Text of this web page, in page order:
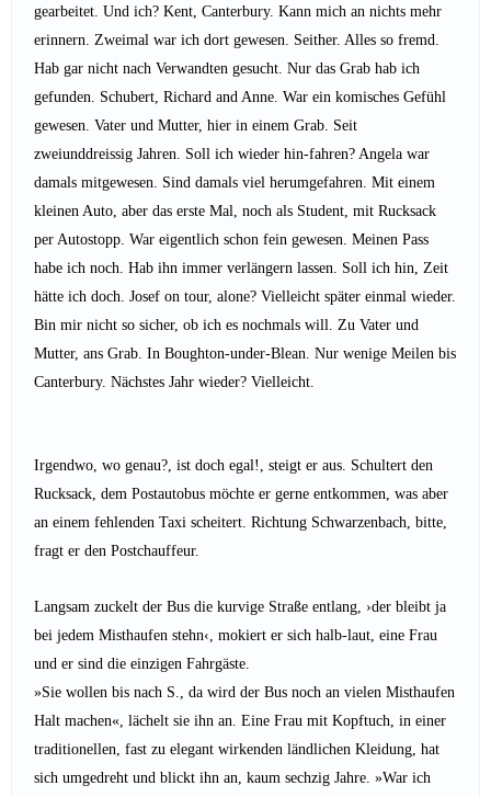
gearbeitet. Und ich? Kent, Canterbury. Kann mich an nichts mehr
erinnern. Zweimal war ich dort gewesen. Seither. Alles so fremd.
Hab gar nicht nach Verwandten gesucht. Nur das Grab hab ich
gefunden. Schubert, Richard and Anne. War ein komisches Gefühl
gewesen. Vater und Mutter, hier in einem Grab. Seit
zweiunddreissig Jahren. Soll ich wieder hin-fahren? Angela war
damals mitgewesen. Sind damals viel herumgefahren. Mit einem
kleinen Auto, aber das erste Mal, noch als Student, mit Rucksack
per Autostopp. War eigentlich schon fein gewesen. Meinen Pass
habe ich noch. Hab ihn immer verlängern lassen. Soll ich hin, Zeit
hätte ich doch. Josef on tour, alone? Vielleicht später einmal wieder.
Bin mir nicht so sicher, ob ich es nochmals will. Zu Vater und
Mutter, ans Grab. In Boughton-under-Blean. Nur wenige Meilen bis
Canterbury. Nächstes Jahr wieder? Vielleicht.
Irgendwo, wo genau?, ist doch egal!, steigt er aus. Schultert den
Rucksack, dem Postautobus möchte er gerne entkommen, was aber
an einem fehlenden Taxi scheitert. Richtung Schwarzenbach, bitte,
fragt er den Postchauffeur.
Langsam zuckelt der Bus die kurvige Straße entlang, ›der bleibt ja
bei jedem Misthaufen stehn‹, mokiert er sich halb-laut, eine Frau
und er sind die einzigen Fahrgäste.
»Sie wollen bis nach S., da wird der Bus noch an vielen Misthaufen
Halt machen«, lächelt sie ihn an. Eine Frau mit Kopftuch, in einer
traditionellen, fast zu elegant wirkenden ländlichen Kleidung, hat
sich umgedreht und blickt ihn an, kaum sechzig Jahre. »War ich